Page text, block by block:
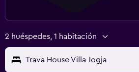
2 huéspedes, 1 habitación
Trava House Villa Jogja